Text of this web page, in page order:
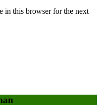
in this browser for the next